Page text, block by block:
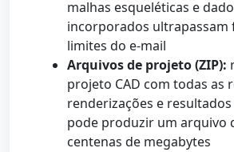
malhas esqueléticas e
incorporados ultrapassam
limites do e-mail
Arquivos de projeto (ZIP):
projeto CAD com todas as
renderizações e
pode produzir um arquivo
centenas de megabytes